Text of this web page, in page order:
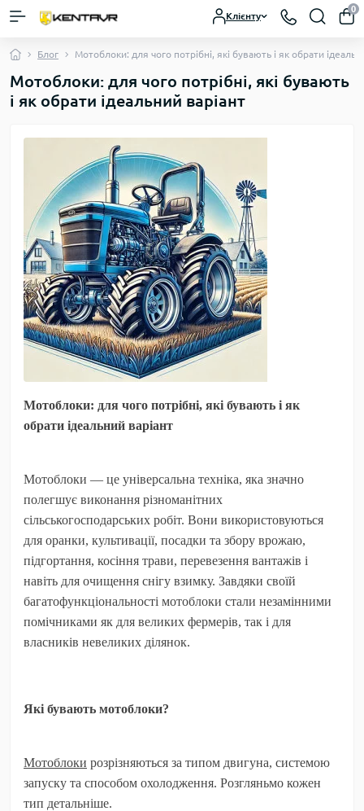
Клієнту
0
Блог Мотоблоки: для чого потрібні, які бувають і як обрати
Мотоблоки: для чого потрібні, які бувають
і як обрати ідеальний варіант
Мотоблоки: для чого потрібні, які бувають і як
обрати ідеальний варіант
Мотоблоки — це універсальна техніка, яка значно
полегшує виконання різноманітних
сільськогосподарських робіт. Вони використовуються
для оранки, культивації, посадки та збору врожаю,
підгортання, косіння трави, перевезення вантажів і
навіть для очищення снігу взимку. Завдяки своїй
багатофункціональності мотоблоки стали незамінними
помічниками як для великих фермерів, так і для
власників невеликих ділянок.
Які бувають мотоблоки?
Мотоблоки розрізняються за типом двигуна, системою
запуску та способом охолодження. Розгляньмо кожен
тип детальніше.